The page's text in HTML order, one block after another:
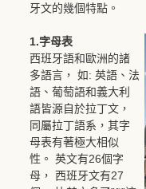
牙文的幾個特點。
1.字母表
西班牙語和歐洲的諸
多語言， 如: 英語、法
語、葡萄語和義大利
語皆源自於拉丁文，
同屬拉丁語系，其字
母表有著極大相似
性。 英文有26個字
母， 西班牙文有27